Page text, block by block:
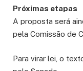
Próximas etapas
A proposta será
pela Comissão de
Para virar lei, o